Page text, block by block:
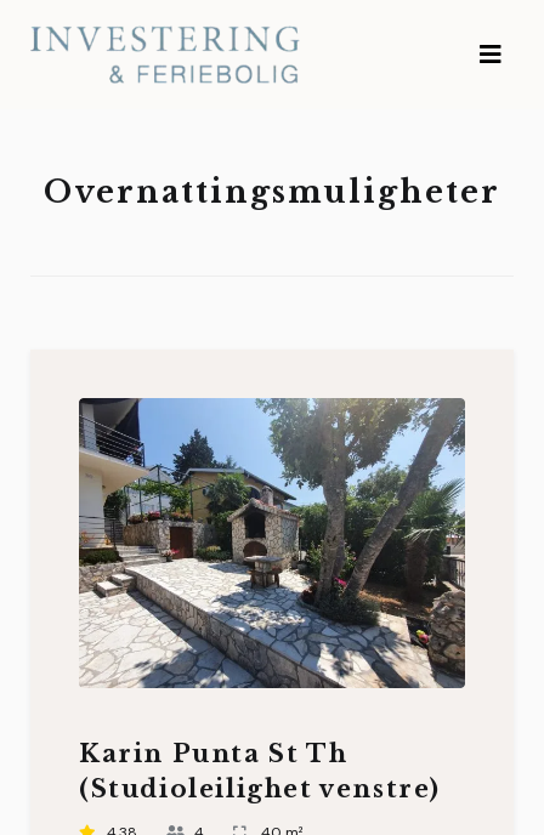
Investering & Feriebolig
Overnattingsmuligheter
Karin Punta St Th
(Studioleilighet venstre)